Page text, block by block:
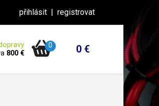
přihlásit | registrovat
800 €
0 0 €